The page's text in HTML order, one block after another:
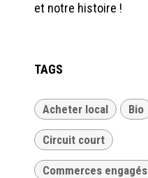
et notre histoire !
TAGS
Acheter local Bio
Circuit court
Commerces engagés